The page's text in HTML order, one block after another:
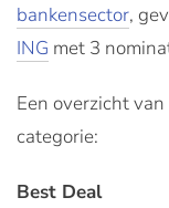
bankensector,
ING met 3
Een overzicht
categorie:
Best Deal